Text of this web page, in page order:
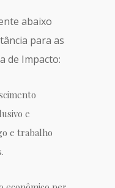
abaixo
para as
de Impacto:
e
e trabalho